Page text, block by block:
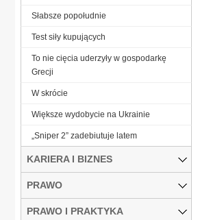
Słabsze popołudnie
Test siły kupujących
To nie cięcia uderzyły w gospodarkę
Grecji
W skrócie
Większe wydobycie na Ukrainie
„Sniper 2” zadebiutuje latem
KARIERA I BIZNES
PRAWO
PRAWO I PRAKTYKA